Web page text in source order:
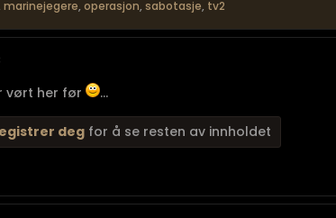
marinejegere, operasjon, sabotasje, tv2
vørt her før ...
deg for å se resten av innholdet